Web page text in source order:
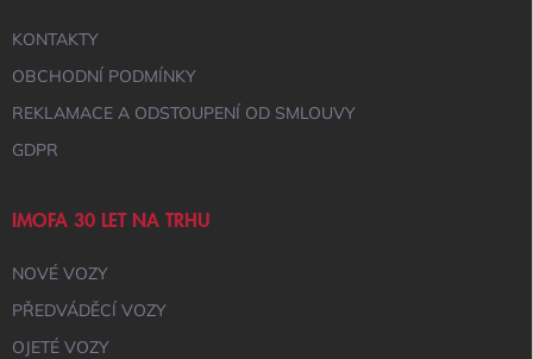
KONTAKTY
OBCHODNÍ PODMÍNKY
REKLAMACE A ODSTOUPENÍ OD SMLOUVY
GDPR
IMOFA 30 LET NA TRHU
NOVÉ VOZY
PŘEDVÁDĚCÍ VOZY
OJETÉ VOZY